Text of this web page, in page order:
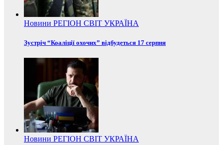
Новини РЕГІОН СВІТ УКРАЇНА
Зустріч “Коаліції охочих” відбудеться 17 серпня
Новини РЕГІОН СВІТ УКРАЇНА